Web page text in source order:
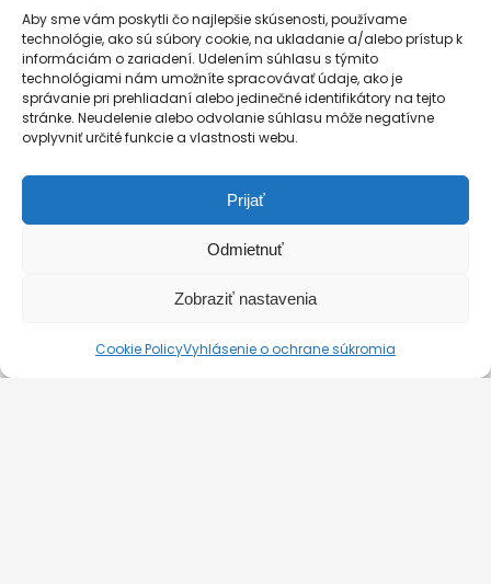
Aby sme vám poskytli čo najlepšie skúsenosti, používame
technológie, ako sú súbory cookie, na ukladanie a/alebo prístup k
informáciám o zariadení. Udelením súhlasu s týmito
technológiami nám umožníte spracovávať údaje, ako je
správanie pri prehliadaní alebo jedinečné identifikátory na tejto
stránke. Neudelenie alebo odvolanie súhlasu môže negatívne
ovplyvniť určité funkcie a vlastnosti webu.
Prijať
Odmietnuť
Zobraziť nastavenia
Cookie PolicyVyhlásenie o ochrane súkromia
hello@silver-line.hu
Prenájom súkromnej lode
GENERAL CONTRACT TERMS EFFECTIVE FROM 11.03.2025
BLOG
KONTAKT